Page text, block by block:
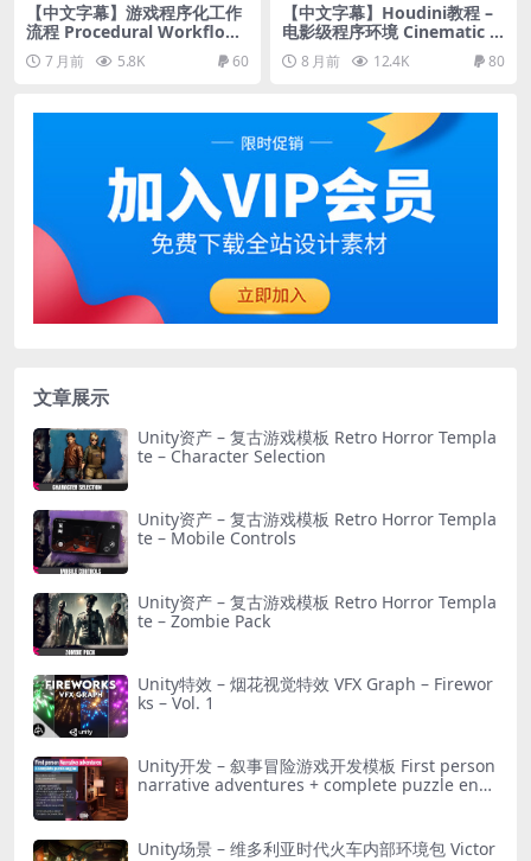
【中文字幕】游戏程序化工作
流程 Procedural Workflows
for Games using Houdini
7 月前 5.8K 60
【中文字幕】Houdini教程 –
电影级程序环境 Cinematic P
rocedural Environments in
Houdini and Karma
8 月前 12.4K 80
文章展示
Unity资产 – 复古游戏模板 Retro Horror Templa
te – Character Selection
Unity资产 – 复古游戏模板 Retro Horror Templa
te – Mobile Controls
Unity资产 – 复古游戏模板 Retro Horror Templa
te – Zombie Pack
Unity特效 – 烟花视觉特效 VFX Graph – Firewor
ks – Vol. 1
Unity开发 – 叙事冒险游戏开发模板 First person
narrative adventures + complete puzzle engi
Unity场景 – 维多利亚时代火车内部环境包 Victor